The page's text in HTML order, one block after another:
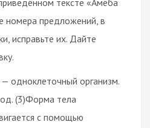
номера предложений, в
исправьте их. Дайте
одноклеточный организм.
(3)Форма тела
с помощью